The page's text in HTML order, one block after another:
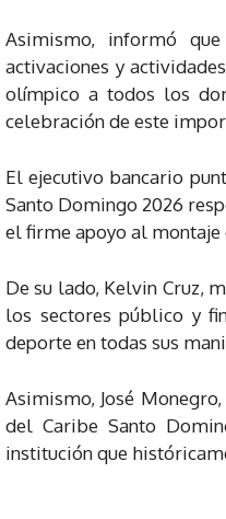
Asimismo, informó
activaciones y
olímpico a todos los
celebración de este
El ejecutivo bancario
Santo Domingo 2026
el firme apoyo al montaje
De su lado, Kelvin Cruz,
los sectores público y
deporte en todas sus
Asimismo, José
del Caribe Santo
institución que